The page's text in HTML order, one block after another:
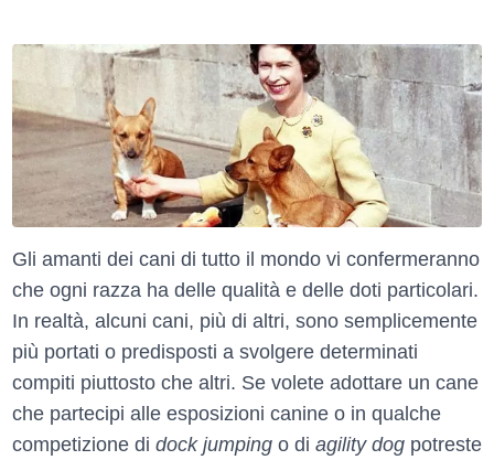
Gli amanti dei cani di tutto il mondo vi confermeranno
che ogni razza ha delle qualità e delle doti particolari.
In realtà, alcuni cani, più di altri, sono semplicemente
più portati o predisposti a svolgere determinati
compiti piuttosto che altri. Se volete adottare un cane
che partecipi alle esposizioni canine o in qualche
competizione di dock jumping o di agility dog potreste